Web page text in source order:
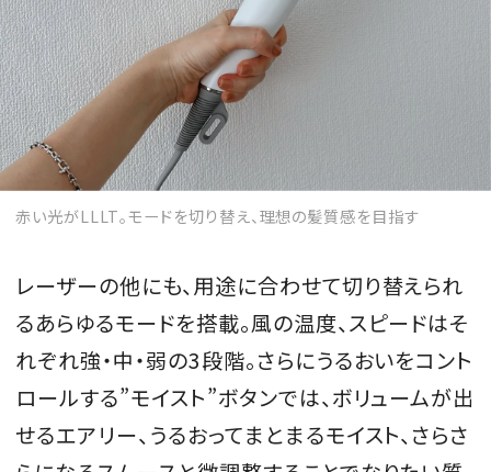
赤い光がLLLT。モードを切り替え、理想の髪質感を目指す
レーザーの他にも、用途に合わせて切り替えられ
るあらゆるモードを搭載。風の温度、スピードはそ
れぞれ強・中・弱の3段階。さらにうるおいをコント
ロールする”モイスト”ボタンでは、ボリュームが出
せるエアリー、うるおってまとまるモイスト、さらさ